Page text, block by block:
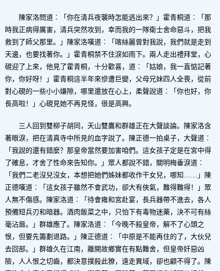
陳家洛問道︰「你在清兵夜襲時怎能逃出來？」霍青桐道︰「那
時我正病得厲害，清兵突然攻到，幸而我的一隊衛士舍命惡斗，把我
救到了師父那里。」陳家洛嘆道︰「喀絲麗曾對我說，我們就是走到
天邊，也要找著你。」霍青桐禁不住淚如雨下。兩人走出禮拜堂，心
硯迎了上來，他見了霍青桐，十分歡喜，道︰「姑娘，我一直惦記著
你，你好呀！」霍青桐這半年來慘遭巨變，父母兄妹四人全喪，從前
對心硯的一些小小嫌隙，哪里還放在心上，柔聲說道︰「你也好，你
長高啦！」心硯見她不再見怪，很是高興。
三人回到雙柳子胡同，天山雙鷹和群雄正在大聲談論。陳家洛含
著眼淚，把在清真寺中所見的血字說了。陳正德一拍桌子，大聲道︰
「我說的還有錯麼？那皇帝當然要加害咱們。這女孩子定是在宮中得
了確息，才舍了性命來告知你。」眾人都說不錯，關明梅垂淚道︰
「我們二老沒兒沒女，本想把她們姊妹都收作干女兒，哪知……」陳
正德嘆道︰「這女孩子雖然不會武功，卻大有俠氣，難得難得！」眾
人無不傷感。陳家洛道︰「待會雍和宮赴宴，長兵器帶不進去，各人
預備短兵刃和暗器。酒肉飯菜之中，只怕下有毒物迷藥，決不可有絲
毫沾唇。」群雄應了。陳家洛道︰「今晚不殺皇帝，解不了心頭之
恨，但要先籌劃退路。」陳正德道︰「中原是不能再住的了，大伙兒
去回部。」群雄久在江南，離開故鄉實在有點難舍，但皇帝奸惡凶
險，人人恨之切齒，都決意撲殺此獠，遠走異域，卻也顧不得了。陳